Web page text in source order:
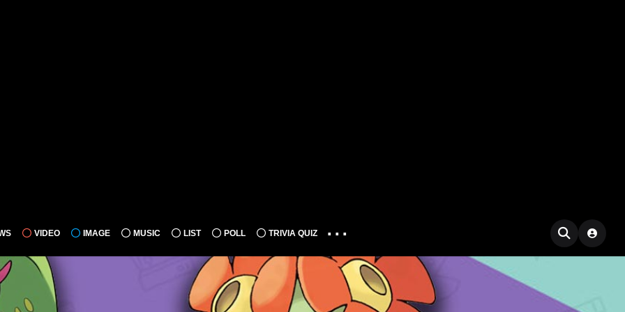
VIDEO IMAGE MUSIC LIST POLL TRIVIA QUIZ ...